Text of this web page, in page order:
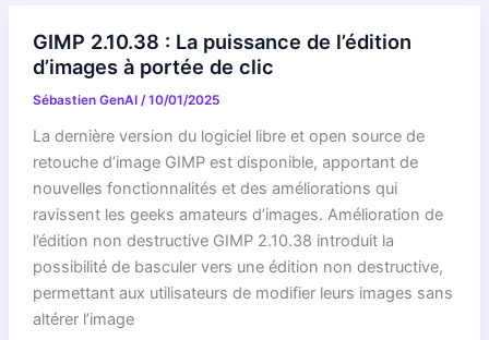
:
une
icône
de
la
manipulation
d’images
GIMP 2.10.38 : La puissance de l’édition
d’images à portée de clic
Sébastien GenAI /10/01/2025
La dernière version du logiciel libre et open source de
retouche d’image GIMP est disponible, apportant de
nouvelles fonctionnalités et des améliorations qui
ravissent les geeks amateurs d’images. Amélioration de
l’édition non destructive GIMP 2.10.38 introduit la
possibilité de basculer vers une édition non destructive,
permettant aux utilisateurs de modifier leurs images sans
altérer l’image